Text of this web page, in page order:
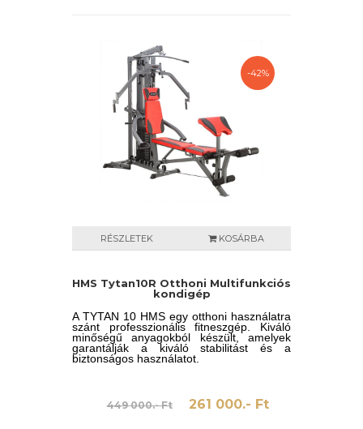
-42%
RÉSZLETEK KOSÁRBA
HMS Tytan10R Otthoni Multifunkciós
kondigép
A TYTAN 10 HMS egy otthoni használatra
szánt professzionális fitneszgép. Kiváló
minőségű anyagokból készült, amelyek
garantálják a kiváló stabilitást és a
biztonságos használatot.
449 000.- Ft 261 000.- Ft